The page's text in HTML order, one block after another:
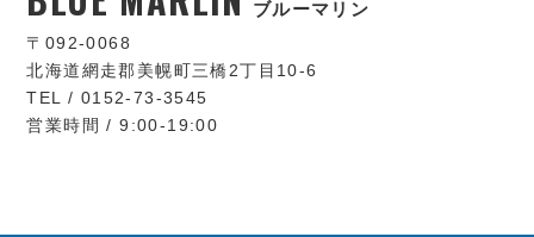
ブルーマリン
〒092-0068
北海道網走郡美幌町三橋2丁目10-6
TEL / 0152-73-3545
営業時間 / 9:00-19:00